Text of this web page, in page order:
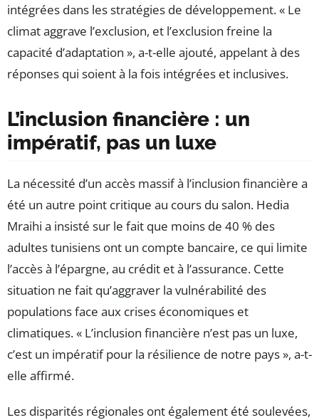
intégrées dans les stratégies de développement. « Le
climat aggrave l’exclusion, et l’exclusion freine la
capacité d’adaptation », a-t-elle ajouté, appelant à des
réponses qui soient à la fois intégrées et inclusives.
L’inclusion financière : un
impératif, pas un luxe
La nécessité d’un accès massif à l’inclusion financière a
été un autre point critique au cours du salon. Hedia
Mraihi a insisté sur le fait que moins de 40 % des
adultes tunisiens ont un compte bancaire, ce qui limite
l’accès à l’épargne, au crédit et à l’assurance. Cette
situation ne fait qu’aggraver la vulnérabilité des
populations face aux crises économiques et
climatiques. « L’inclusion financière n’est pas un luxe,
c’est un impératif pour la résilience de notre pays », a-t-
elle affirmé.
Les disparités régionales ont également été soulevées,